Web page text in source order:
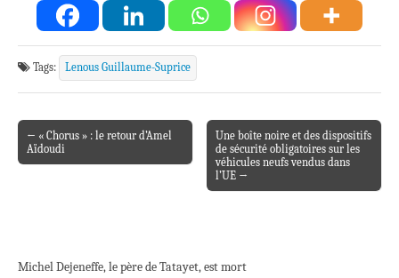
Tags: Lenous Guillaume-Suprice
Post navigation
← « Chorus » : le retour d’Amel
Aïdoudi
Une boîte noire et des dispositifs
de sécurité obligatoires sur les
véhicules neufs vendus dans
l’UE →
Michel Dejeneffe, le père de Tatayet, est mort